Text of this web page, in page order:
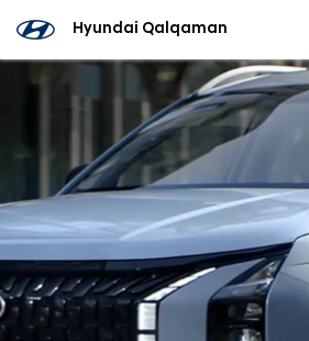
Hyundai Qalqaman